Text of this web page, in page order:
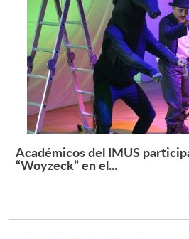
Académicos del IMUS
“Woyzeck” en el...